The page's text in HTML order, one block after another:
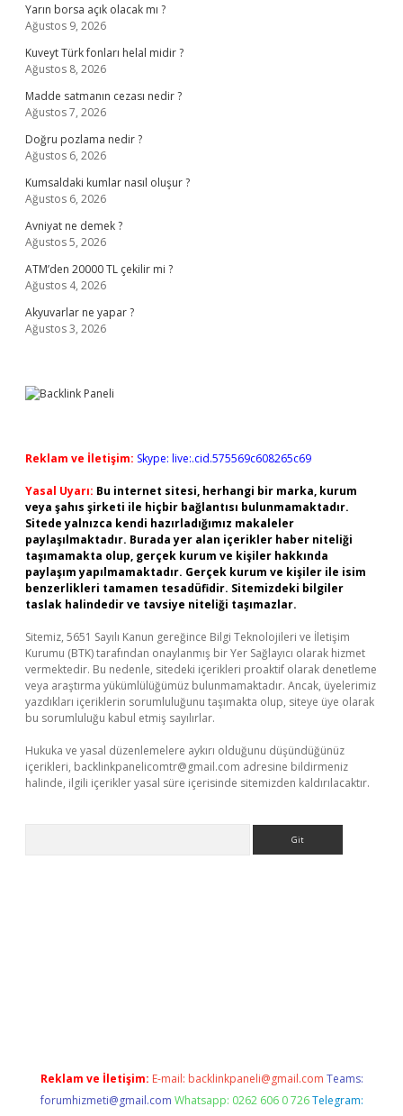
Yarın borsa açık olacak mı ?
Ağustos 9, 2026
Kuveyt Türk fonları helal midir ?
Ağustos 8, 2026
Madde satmanın cezası nedir ?
Ağustos 7, 2026
Doğru pozlama nedir ?
Ağustos 6, 2026
Kumsaldaki kumlar nasıl oluşur ?
Ağustos 6, 2026
Avniyat ne demek ?
Ağustos 5, 2026
ATM’den 20000 TL çekilir mi ?
Ağustos 4, 2026
Akyuvarlar ne yapar ?
Ağustos 3, 2026
Reklam ve İletişim: Skype: live:.cid.575569c608265c69
Yasal Uyarı: Bu internet sitesi, herhangi bir marka, kurum
veya şahıs şirketi ile hiçbir bağlantısı bulunmamaktadır.
Sitede yalnızca kendi hazırladığımız makaleler
paylaşılmaktadır. Burada yer alan içerikler haber niteliği
taşımamakta olup, gerçek kurum ve kişiler hakkında
paylaşım yapılmamaktadır. Gerçek kurum ve kişiler ile isim
benzerlikleri tamamen tesadüfidir. Sitemizdeki bilgiler
taslak halindedir ve tavsiye niteliği taşımazlar.
Sitemiz, 5651 Sayılı Kanun gereğince Bilgi Teknolojileri ve İletişim
Kurumu (BTK) tarafından onaylanmış bir Yer Sağlayıcı olarak hizmet
vermektedir. Bu nedenle, sitedeki içerikleri proaktif olarak denetleme
veya araştırma yükümlülüğümüz bulunmamaktadır. Ancak, üyelerimiz
yazdıkları içeriklerin sorumluluğunu taşımakta olup, siteye üye olarak
bu sorumluluğu kabul etmiş sayılırlar.
Hukuka ve yasal düzenlemelere aykırı olduğunu düşündüğünüz
içerikleri, backlinkpanelicomtr@gmail.com adresine bildirmeniz
halinde, ilgili içerikler yasal süre içerisinde sitemizden kaldırılacaktır.
Reklam ve İletişim: E-mail: backlinkpaneli@gmail.com Teams:
forumhizmeti@gmail.com Whatsapp: 0262 606 0 726 Telegram: